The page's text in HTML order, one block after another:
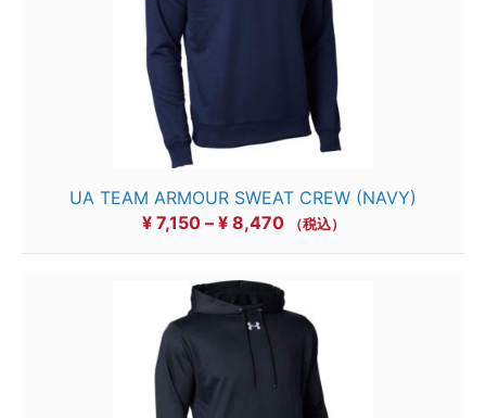
UA TEAM ARMOUR SWEAT CREW (NAVY)
¥7,150 – ¥8,470価
¥ 7,150
¥ 8,470
（税込）